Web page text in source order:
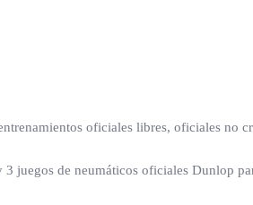
oficiales libres, oficiales no
de neumáticos oficiales Dunlop